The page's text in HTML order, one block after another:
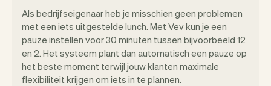
Als bedrijfseigenaar heb je misschien geen problemen
met een iets uitgestelde lunch. Met Vev kun je een
pauze instellen voor 30 minuten tussen bijvoorbeeld 12
en 2. Het systeem plant dan automatisch een pauze op
het beste moment terwijl jouw klanten maximale
flexibiliteit krijgen om iets in te plannen.